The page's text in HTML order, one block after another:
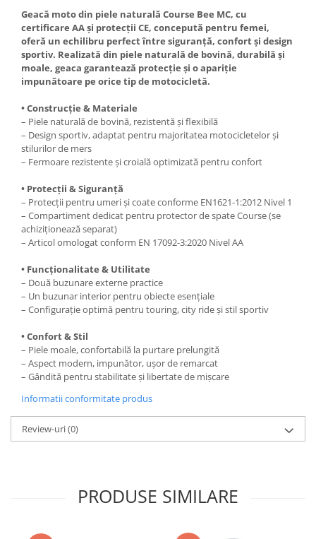
Cutii ATV Shad
Cutii capace colorate
Cutii laterale Shad
Genti rezervor Shad
Genti TERRA Shad
Kituri complete TERRA Shad
Kituri de prindere Shad
Top Case Shad
Rucsacuri & Genti
Genti
Rucsac
Suporti prindere cutii/genti
Cutii / Genti
Antifurt
Chingi / Plase bagaj
Lama zapada
Prelata moto/atv/snow
Remorci & Trolii
Accesorii
Carlige & Suporti
Remorci & Utile
Suporti telefon & Audio
Evacuari universale
Geacă moto din piele naturală Course Bee MC, cu
certificare AA și protecții CE, concepută pentru femei,
oferă un echilibru perfect între siguranță, confort și design
sportiv. Realizată din piele naturală de bovină, durabilă și
moale, geaca garantează protecție și o apariție
impunătoare pe orice tip de motocicletă.
• Construcție & Materiale
– Piele naturală de bovină, rezistentă și flexibilă
– Design sportiv, adaptat pentru majoritatea motocicletelor și
stilurilor de mers
– Fermoare rezistente și croială optimizată pentru confort
• Protecții & Siguranță
– Protecții pentru umeri și coate conforme EN1621-1:2012 Nivel 1
– Compartiment dedicat pentru protector de spate Course (se
achiziționează separat)
– Articol omologat conform EN 17092-3:2020 Nivel AA
• Funcționalitate & Utilitate
– Două buzunare externe practice
– Un buzunar interior pentru obiecte esențiale
– Configurație optimă pentru touring, city ride și stil sportiv
• Confort & Stil
– Piele moale, confortabilă la purtare prelungită
– Aspect modern, impunător, ușor de remarcat
– Gândită pentru stabilitate și libertate de mișcare
Informatii conformitate produs
Review-uri(0)
PRODUSE SIMILARE